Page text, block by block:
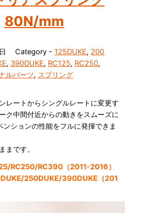
80N/mm
Category -125DUKE, 200
, 390DUKE, RC125, RC250,
ルパーツ, スプリング
レートからシングルレートに変更す
ク中間付近からの動きをスムーズに
ンションの性能をフルに発揮できま
まです。
RC250/RC390（2011-2016）
250DUKE/390DUKE（201